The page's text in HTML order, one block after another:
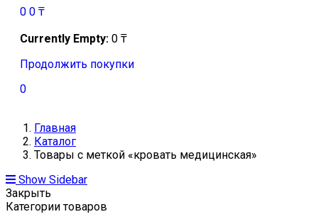
0 0 ₸
Currently Empty: 0 ₸
Продолжить покупки
0
Главная
Каталог
Товары с меткой «кровать медицинская»
Show Sidebar
Закрыть
Категории товаров